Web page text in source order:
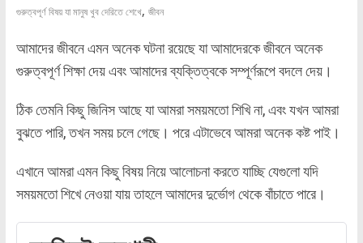
গুরুত্বপূর্ণ বিষয় যা মানুষ খুব দেরিতে শেখে, জীবন
আমাদের জীবনে এমন অনেক ঘটনা রয়েছে যা আমাদেরকে জীবনে অনেক
গুরুত্বপূর্ণ শিক্ষা দেয় এবং আমাদের ব্যক্তিত্বকে সম্পূর্ণরূপে বদলে দেয়।
ঠিক তেমনি কিছু জিনিস আছে যা আমরা সময়মতো শিখি না, এবং যখন আমরা
বুঝতে পারি, তখন সময় চলে গেছে। পরে এটাভেবে আমরা অনেক কষ্ট পাই।
এখানে আমরা এমন কিছু বিষয় নিয়ে আলোচনা করতে যাচ্ছি যেগুলো যদি
সময়মতো শিখে নেওয়া যায় তাহলে আমাদের দুর্ভোগ থেকে বাঁচাতে পারে।